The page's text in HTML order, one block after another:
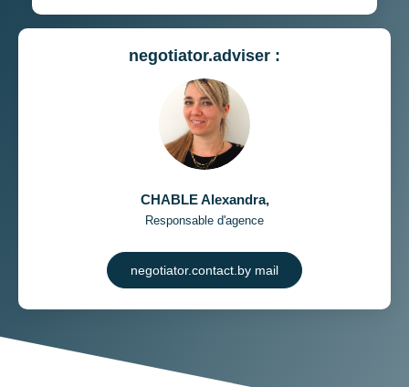
negotiator.adviser :
CHABLE Alexandra,
Responsable d'agence
negotiator.contact.by mail